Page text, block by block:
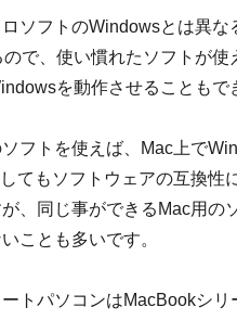
ソフトのWindowsとは異な
で、使い慣れたソフトが
を動作させることもで
フトを使えば、Mac上で
てもソフトウェアの互換性
、同じ事ができるMac用の
ことも多いです。
トパソコンはMacBookシ